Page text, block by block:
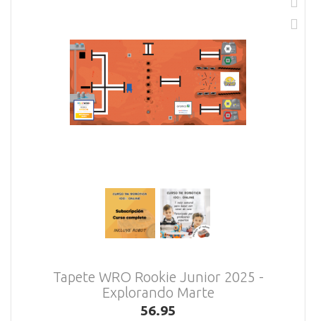
Tapete WRO Rookie Junior 2025 -
Explorando Marte
56.95